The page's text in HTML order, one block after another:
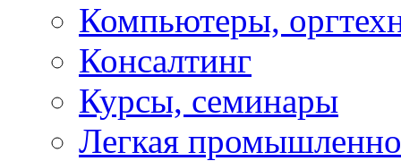
Компьютеры,
Консалтинг
Курсы, семинары
Легкая